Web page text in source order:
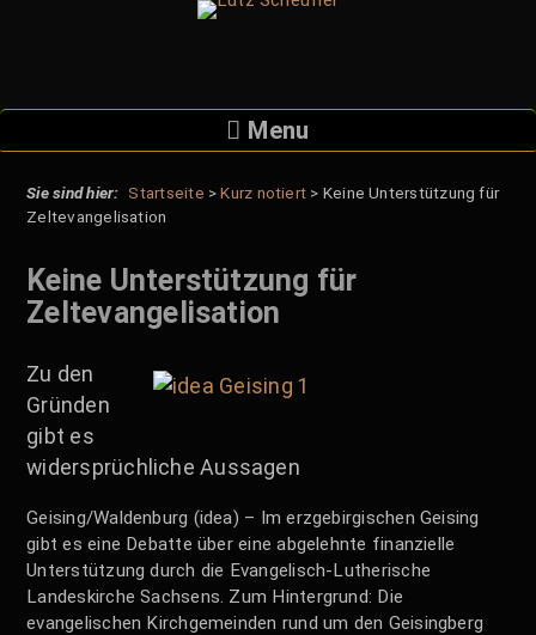
Menu
Startseite >Kurz notiert > Keine Unterstützung für
Zeltevangelisation
Keine Unterstützung für
Zeltevangelisation
Zu den
Gründen
gibt es
widersprüchliche Aussagen
Geising/Waldenburg (idea) – Im erzgebirgischen Geising
gibt es eine Debatte über eine abgelehnte finanzielle
Unterstützung durch die Evangelisch-Lutherische
Landeskirche Sachsens. Zum Hintergrund: Die
evangelischen Kirchgemeinden rund um den Geisingberg